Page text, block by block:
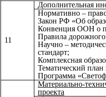
11
Дополнительная
Нормативно –
Закон РФ «Об
Конвенция ООН о
Правила
Научно –
стандарт;
Комплексная
Тематический
Программа
Материально-
проекта